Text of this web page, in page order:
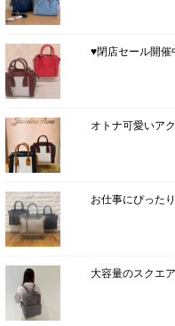
♥閉店セール開催
オトナ可愛いア
お仕事にぴった
大容量のスクエ